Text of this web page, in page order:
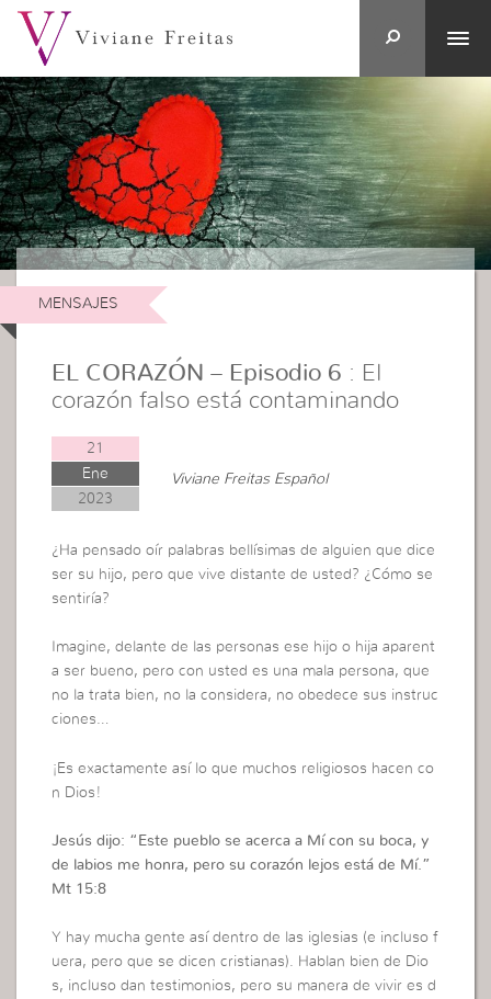
MENSAJES
EL CORAZÓN – Episodio 6 : El
corazón falso está contaminando
21
Ene
2023
Viviane Freitas Español
¿Ha pensado oír palabras bellísimas de alguien que dice
ser su hijo, pero que vive distante de usted? ¿Cómo se
sentiría?
Imagine, delante de las personas ese hijo o hija aparent
a ser bueno, pero con usted es una mala persona, que
no la trata bien, no la considera, no obedece sus instruc
ciones…
¡Es exactamente así lo que muchos religiosos hacen co
n Dios!
Jesús dijo: “ Este pueblo se acerca a Mí con su boca, y
de labios me honra, pero su corazón lejos está de Mí.”
Mt 15:8
Y hay mucha gente así dentro de las iglesias (e incluso f
uera, pero que se dicen cristianas). Hablan bien de Dio
s, incluso dan testimonios, pero su manera de vivir es d